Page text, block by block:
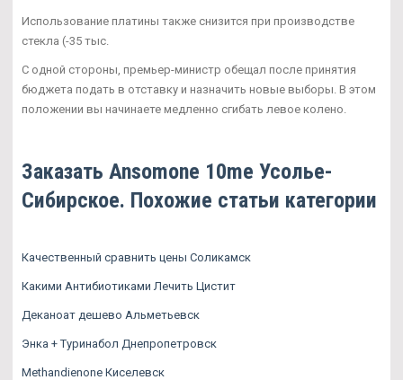
Использование платины также снизится при производстве
стекла (-35 тыс.
С одной стороны, премьер-министр обещал после принятия
бюджета подать в отставку и назначить новые выборы. В этом
положении вы начинаете медленно сгибать левое колено.
Заказать Ansomone 10me Усолье-
Сибирское. Похожие статьи категории
Качественный сравнить цены Соликамск
Какими Антибиотиками Лечить Цистит
Деканоат дешево Альметьевск
Энка + Туринабол Днепропетровск
Methandienone Киселевск